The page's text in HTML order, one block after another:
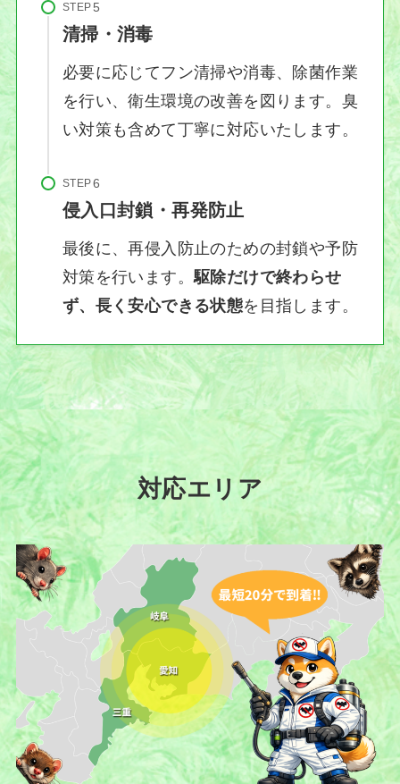
STEP
清掃・消毒
必要に応じてフン清掃や消毒、除菌作業
を行い、衛生環境の改善を図ります。臭
い対策も含めて丁寧に対応いたします。
STEP
侵入口封鎖・再発防止
最後に、再侵入防止のための封鎖や予防
対策を行います。駆除だけで終わらせ
ず、長く安心できる状態を目指します。
対応エリア